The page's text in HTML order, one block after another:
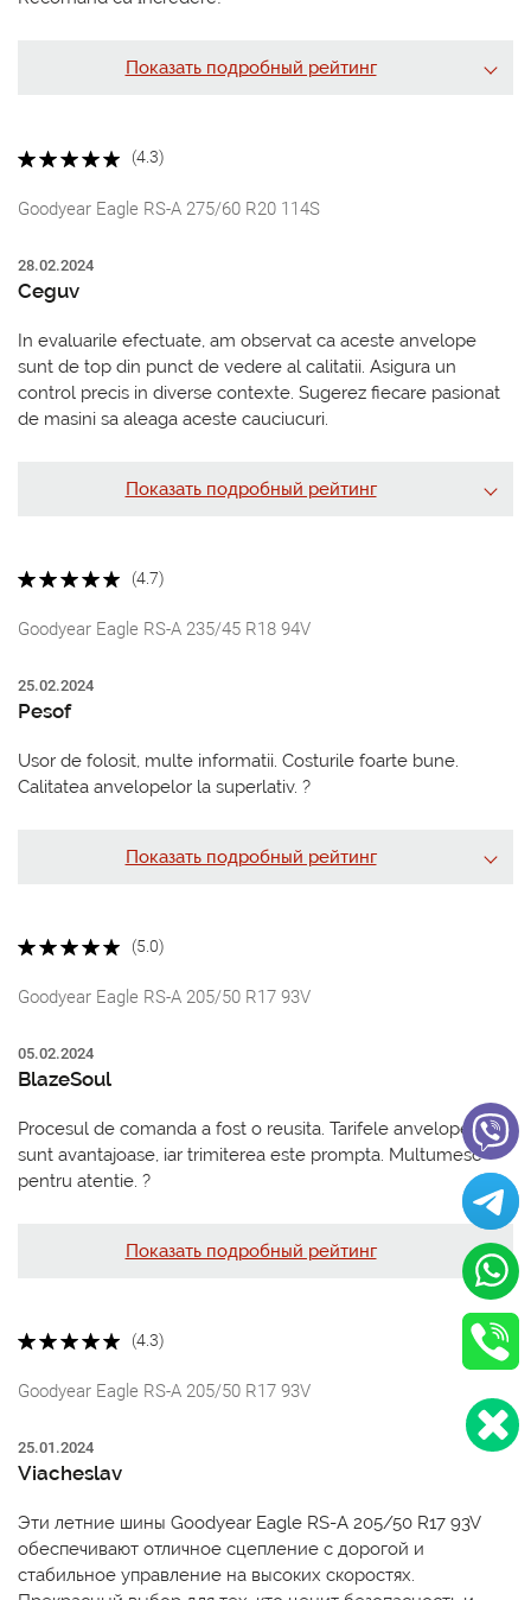
Показать подробный рейтинг
(4.3)
Goodyear Eagle RS-A 275/60 R20 114S
28.02.2024
Ceguv
In evaluarile efectuate, am observat ca aceste anvelope
sunt de top din punct de vedere al calitatii. Asigura un
control precis in diverse contexte. Sugerez fiecare pasionat
de masini sa aleaga aceste cauciucuri.
Показать подробный рейтинг
(4.7)
Goodyear Eagle RS-A 235/45 R18 94V
25.02.2024
Pesof
Usor de folosit, multe informatii. Costurile foarte bune.
Calitatea anvelopelor la superlativ. ?
Показать подробный рейтинг
(5.0)
Goodyear Eagle RS-A 205/50 R17 93V
05.02.2024
BlazeSoul
Procesul de comanda a fost o reusita. Tarifele anvelopelor
sunt avantajoase, iar trimiterea este prompta. Multumesc
pentru atentie. ?
Показать подробный рейтинг
(4.3)
Goodyear Eagle RS-A 205/50 R17 93V
25.01.2024
Viacheslav
Эти летние шины Goodyear Eagle RS-A 205/50 R17 93V
обеспечивают отличное сцепление с дорогой и
стабильное управление на высоких скоростях.